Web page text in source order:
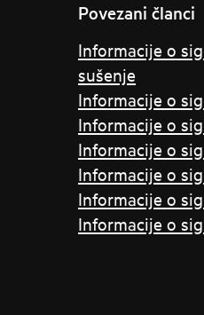
Povezani članci
Informacije o
sušenje
Informacije o
Informacije o
Informacije o
Informacije o
Informacije o
Informacije o